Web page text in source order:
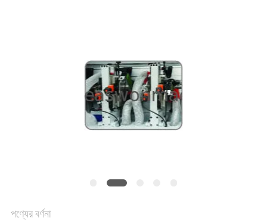
পণ্যের বর্ণনা